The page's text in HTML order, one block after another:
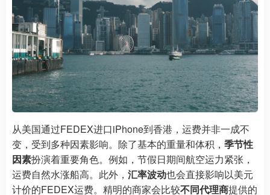
从美国通过FEDEX进口iPhone到香港，运费并非一成不
变，受到多种因素影响。除了基本的重量和体积， 季节性
因素扮演着重要角色。例如，节假日期间航空运力紧张，
运费自然水涨船高。此外， 汇率波动也会直接影响以美元
计价的FEDEX运费。精明的商家会比较不同代理商提供的